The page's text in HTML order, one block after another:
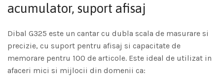
acumulator, suport afisaj
Dibal G325 este un cantar cu dubla scala de masurare si
precizie, cu suport pentru afisaj si capacitate de
memorare pentru 100 de articole. Este ideal de utilizat in
afaceri mici si mijlocii din domenii ca: